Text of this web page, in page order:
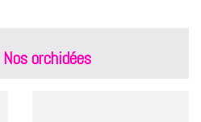
Nos orchidées